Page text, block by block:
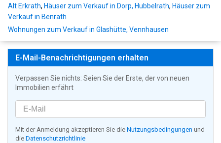
Alt Erkrath, Häuser zum Verkauf in Dorp, Hubbelrath, Häuser zum
Verkauf in Benrath
Wohnungen zum Verkauf in Glashütte, Vennhausen
E-Mail-Benachrichtigungen erhalten
Verpassen Sie nichts: Seien Sie der Erste, der von neuen
Immobilien erfährt
Mit der Anmeldung akzeptieren Sie die Nutzungsbedingungen und
die Datenschutzrichtlinie